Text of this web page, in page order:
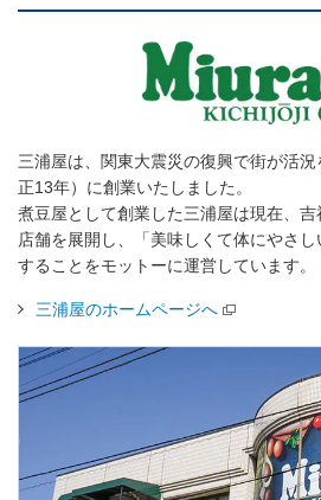
三浦屋は、関東大震災の復興で街が活
正13年）に創業いたしました。
煮豆屋として創業した三浦屋は現在、
店舗を展開し、「美味しくて体にやさ
することをモットーに運営しています。
三浦屋のホームページへ